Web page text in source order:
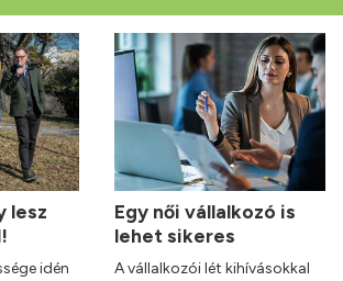
lesz
idén
Egy női vállalkozó is
lehet sikeres
A vállalkozói lét kihívásokkal